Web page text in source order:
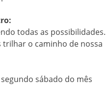
todas as possibilidades.
o caminho de nossa
sábado do mês